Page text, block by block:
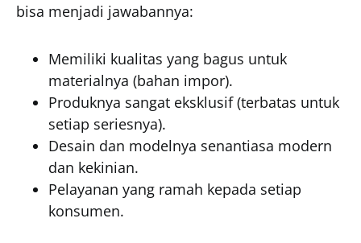
bisa menjadi jawabannya:
Memiliki kualitas yang bagus untuk
materialnya (bahan impor).
Produknya sangat eksklusif (terbatas untuk
setiap seriesnya).
Desain dan modelnya senantiasa modern
dan kekinian.
Pelayanan yang ramah kepada setiap
konsumen.